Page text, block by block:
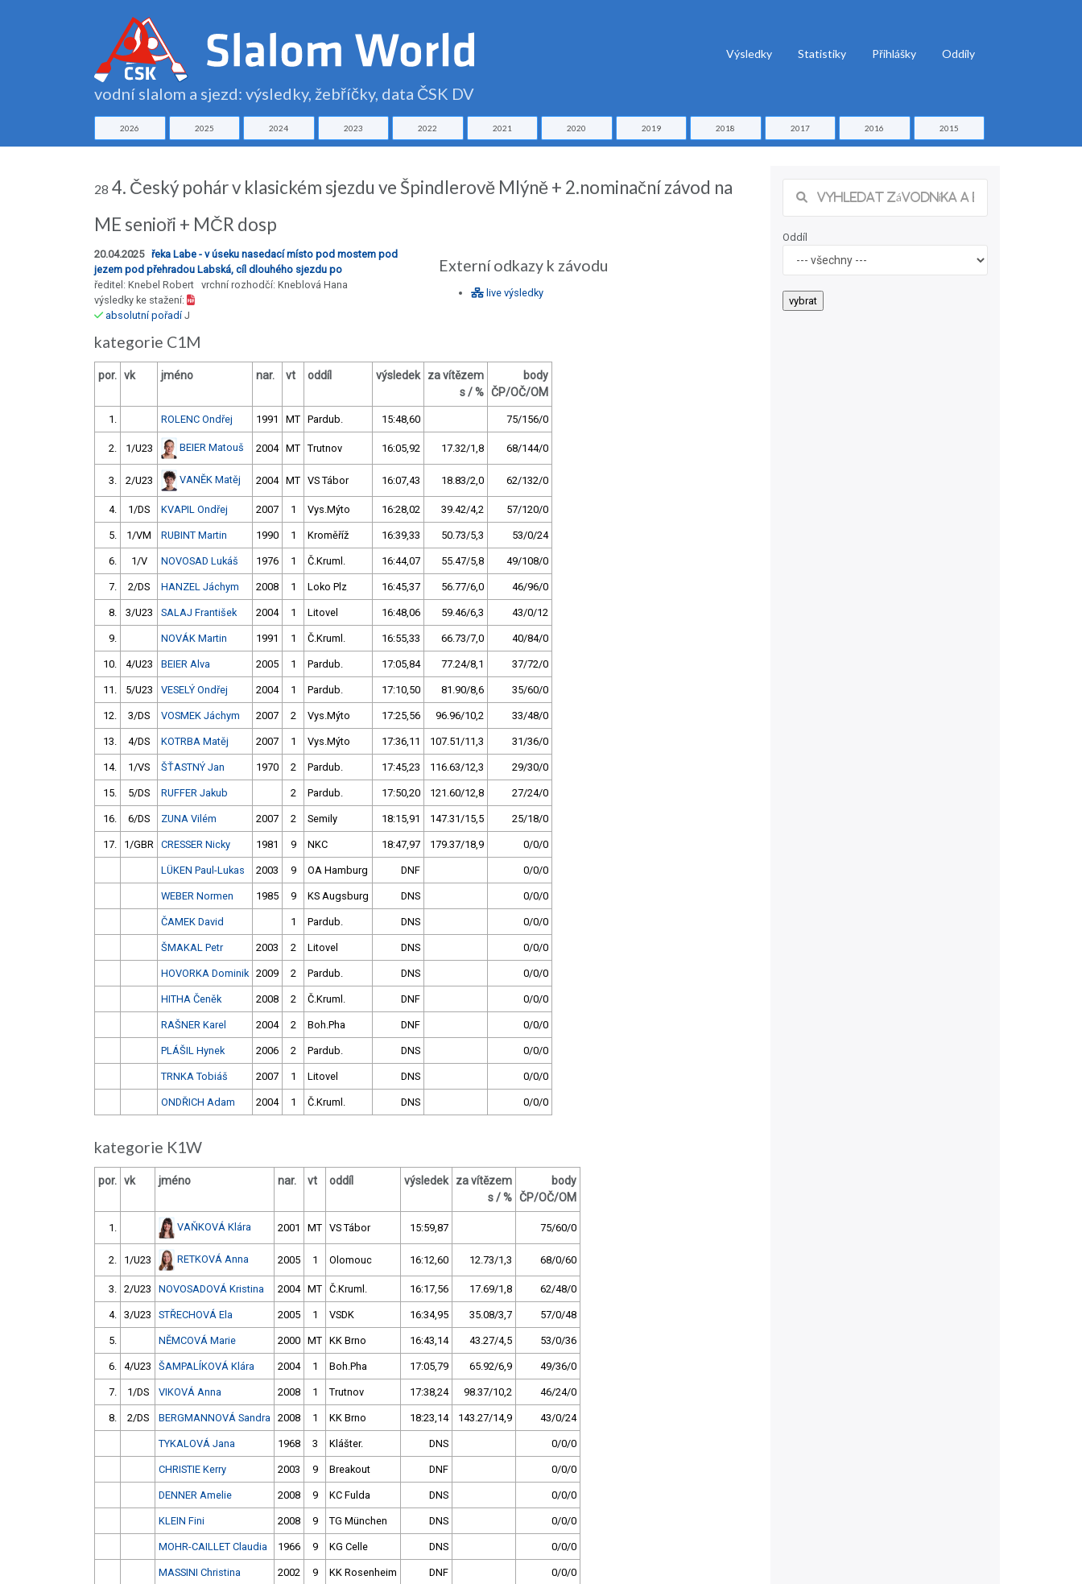
vodní slalom a sjezd: výsledky, žebříčky, data ČSK DV
Výsledky Statistiky Přihlášky Oddíly
2026 2025 2024 2023 2022 2021 2020 2019 2018 2017 2016 2015
28 4. Český pohár v klasickém sjezdu ve Špindlerově Mlýně + 2.nominační závod na
ME senioři + MČR dosp
20.04.2025 řeka Labe - v úseku nasedací místo pod mostem pod
jezem pod přehradou Labská, cíl dlouhého sjezdu po
ředitel: Knebel Robert vrchní rozhodčí: Kneblová Hana
výsledky ke stažení:
absolutní pořadíJ
Externí odkazy k závodu
live výsledky
kategorie C1M
por. vk jméno nar. vt oddíl výsledek
za vítězem
s / %
body
ČP/OČ/OM
1. ROLENC Ondřej 1991 MT Pardub. 15:48,60 75/156/0
2. 1/U23 BEIER Matouš 2004 MT Trutnov 16:05,92 17.32/1,8 68/144/0
3. 2/U23 VANĚK Matěj 2004 MT VS Tábor 16:07,43 18.83/2,0 62/132/0
4. 1/DS KVAPIL Ondřej 2007 1 Vys.Mýto 16:28,02 39.42/4,2 57/120/0
5. 1/VM RUBINT Martin 1990 1 Kroměříž 16:39,33 50.73/5,3 53/0/24
6. 1/V NOVOSAD Lukáš 1976 1 Č.Kruml. 16:44,07 55.47/5,8 49/108/0
7. 2/DS HANZEL Jáchym 2008 1 Loko Plz 16:45,37 56.77/6,0 46/96/0
8. 3/U23 SALAJ František 2004 1 Litovel 16:48,06 59.46/6,3 43/0/12
9. NOVÁK Martin 1991 1 Č.Kruml. 16:55,33 66.73/7,0 40/84/0
10. 4/U23 BEIER Alva 2005 1 Pardub. 17:05,84 77.24/8,1 37/72/0
11. 5/U23 VESELÝ Ondřej 2004 1 Pardub. 17:10,50 81.90/8,6 35/60/0
12. 3/DS VOSMEK Jáchym 2007 2 Vys.Mýto 17:25,56 96.96/10,2 33/48/0
13. 4/DS KOTRBA Matěj 2007 1 Vys.Mýto 17:36,11 107.51/11,3 31/36/0
14. 1/VS ŠŤASTNÝ Jan 1970 2 Pardub. 17:45,23 116.63/12,3 29/30/0
15. 5/DS RUFFER Jakub 2 Pardub. 17:50,20 121.60/12,8 27/24/0
16. 6/DS ZUNA Vilém 2007 2 Semily 18:15,91 147.31/15,5 25/18/0
17. 1/GBR CRESSER Nicky 1981 9 NKC 18:47,97 179.37/18,9 0/0/0
LÜKEN Paul-Lukas 2003 9 OA Hamburg DNF 0/0/0
WEBER Normen 1985 9 KS Augsburg DNS 0/0/0
ČAMEK David 1 Pardub. DNS 0/0/0
ŠMAKAL Petr 2003 2 Litovel DNS 0/0/0
HOVORKA Dominik 2009 2 Pardub. DNS 0/0/0
HITHA Čeněk 2008 2 Č.Kruml. DNF 0/0/0
RAŠNER Karel 2004 2 Boh.Pha DNF 0/0/0
PLÁŠIL Hynek 2006 2 Pardub. DNS 0/0/0
TRNKA Tobiáš 2007 1 Litovel DNS 0/0/0
ONDŘICH Adam 2004 1 Č.Kruml. DNS 0/0/0
kategorie K1W
por. vk jméno nar. vt oddíl výsledek
za vítězem
s / %
body
ČP/OČ/OM
1. VAŇKOVÁ Klára 2001 MT VS Tábor 15:59,87 75/60/0
2. 1/U23 RETKOVÁ Anna 2005 1 Olomouc 16:12,60 12.73/1,3 68/0/60
3. 2/U23 NOVOSADOVÁ Kristina 2004 MT Č.Kruml. 16:17,56 17.69/1,8 62/48/0
4. 3/U23 STŘECHOVÁ Ela 2005 1 VSDK 16:34,95 35.08/3,7 57/0/48
5. NĚMCOVÁ Marie 2000 MT KK Brno 16:43,14 43.27/4,5 53/0/36
6. 4/U23 ŠAMPALÍKOVÁ Klára 2004 1 Boh.Pha 17:05,79 65.92/6,9 49/36/0
7. 1/DS VIKOVÁ Anna 2008 1 Trutnov 17:38,24 98.37/10,2 46/24/0
8. 2/DS BERGMANNOVÁ Sandra 2008 1 KK Brno 18:23,14 143.27/14,9 43/0/24
TYKALOVÁ Jana 1968 3 Klášter. DNS 0/0/0
CHRISTIE Kerry 2003 9 Breakout DNF 0/0/0
DENNER Amelie 2008 9 KC Fulda DNS 0/0/0
KLEIN Fini 2008 9 TG München DNS 0/0/0
MOHR-CAILLET Claudia 1966 9 KG Celle DNS 0/0/0
MASSINI Christina 2002 9 KK Rosenheim DNF 0/0/0
Oddíl